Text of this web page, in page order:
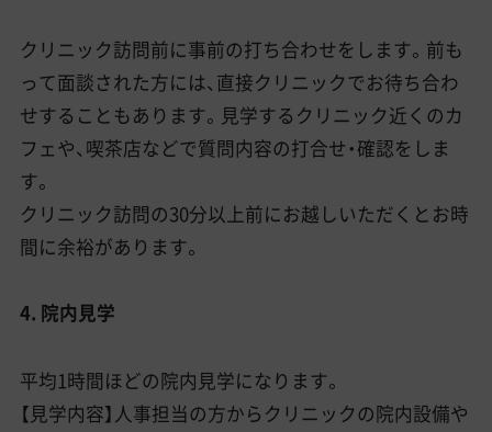
クリニック訪問前に事前の打ち合わせをします。前も
って面談された方には、直接クリニックでお待ち合わ
せすることもあります。見学するクリニック近くのカ
フェや、喫茶店などで質問内容の打合せ・確認をしま
す。
クリニック訪問の30分以上前にお越しいただくとお時
間に余裕があります。
4. 院内見学
平均1時間ほどの院内見学になります。
【見学内容】人事担当の方からクリニックの院内設備や